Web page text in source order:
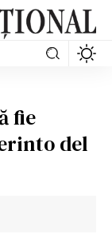
fie
del